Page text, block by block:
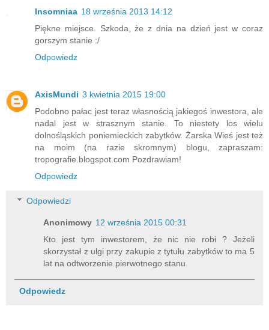
Insomniaa 18 września 2013 14:12
Piękne miejsce. Szkoda, że z dnia na dzień jest w coraz
gorszym stanie :/
Odpowiedz
AxisMundi 3 kwietnia 2015 19:00
Podobno pałac jest teraz własnością jakiegoś inwestora, ale
nadal jest w strasznym stanie. To niestety los wielu
dolnośląskich poniemieckich zabytków. Żarska Wieś jest też
na moim (na razie skromnym) blogu, zapraszam:
tropografie.blogspot.com Pozdrawiam!
Odpowiedz
Odpowiedzi
Anonimowy 12 września 2015 00:31
Kto jest tym inwestorem, że nic nie robi ? Jeżeli
skorzystał z ulgi przy zakupie z tytułu zabytków to ma 5
lat na odtworzenie pierwotnego stanu.
Odpowiedz